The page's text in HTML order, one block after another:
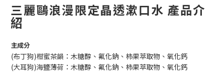
三麗鷗浪漫限定晶透漱口水 產品介
紹
主成分
(布丁狗)柑蜜茶韻：木糖醇、氟化鈉、柿果萃取物、氧化鈣
(大耳狗)海鹽薄荷：木糖醇、氟化鈉、柿果萃取物、氧化鈣